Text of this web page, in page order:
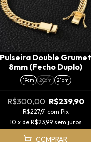
Pulseira Double Grumet
8mm (Fecho Duplo)
19cm 20cm 21cm
R$300,00 R$239,90
R$227,91 com Pix
10 x de R$23,99 sem juros
COMPRAR